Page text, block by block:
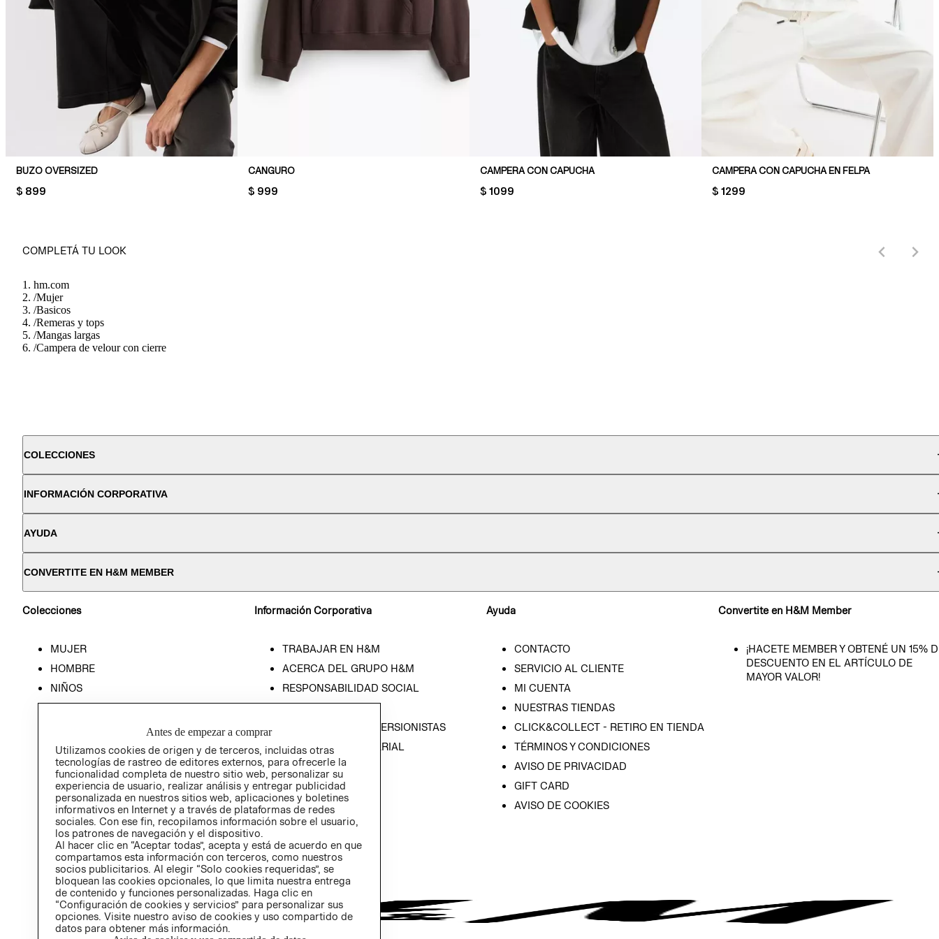
BUZO OVERSIZED
PRICE:
$ 899
CANGURO
PRICE:
$ 999
CAMPERA CON CAPUCHA
PRICE:
$ 1099
CAMPERA CON CAPUCHA EN FELPA
PRICE:
$ 1299
COMPLETÁ TU LOOK
hm.com
/Mujer
/Basicos
/Remeras y tops
/Mangas largas
/Campera de velour con cierre
COLECCIONES
INFORMACIÓN CORPORATIVA
AYUDA
CONVERTITE EN H&M MEMBER
Colecciones
MUJER
HOMBRE
NIÑOS
HOME
Información Corporativa
TRABAJAR EN H&M
ACERCA DEL GRUPO H&M
RESPONSABILIDAD SOCIAL
PRENSA
RELACIÓN CON INVERSIONISTAS
POLÍTICA EMPRESARIAL
Ayuda
CONTACTO
SERVICIO AL CLIENTE
MI CUENTA
NUESTRAS TIENDAS
CLICK&COLLECT - RETIRO EN TIENDA
TÉRMINOS Y CONDICIONES
AVISO DE PRIVACIDAD
GIFT CARD
AVISO DE COOKIES
Convertite en H&M Member
¡HACETE MEMBER Y OBTENÉ UN 15%
DESCUENTO EN EL ARTÍCULO DE
MAYOR VALOR!
Antes de empezar a comprar
Utilizamos cookies de origen y de terceros, incluidas otras
tecnologías de rastreo de editores externos, para ofrecerle la
funcionalidad completa de nuestro sitio web, personalizar su
experiencia de usuario, realizar análisis y entregar publicidad
personalizada en nuestros sitios web, aplicaciones y boletines
informativos en Internet y a través de plataformas de redes
sociales. Con ese fin, recopilamos información sobre el usuario,
los patrones de navegación y el dispositivo.
Al hacer clic en “Aceptar todas”, acepta y está de acuerdo en que
compartamos esta información con terceros, como nuestros
socios publicitarios. Al elegir “Solo cookies requeridas”, se
bloquean las cookies opcionales, lo que limita nuestra entrega
de contenido y funciones personalizadas. Haga clic en
“Configuración de cookies y servicios” para personalizar sus
opciones. Visite nuestro aviso de cookies y uso compartido de
datos para obtener más información.